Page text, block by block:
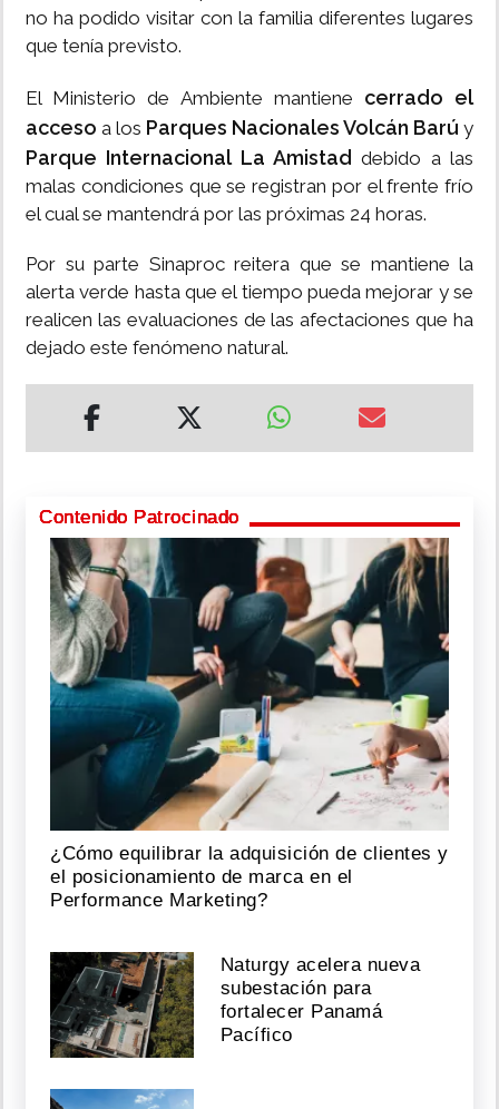
no ha podido visitar con la familia diferentes lugares
que tenía previsto.
El Ministerio de Ambiente mantiene cerrado el
acceso a los Parques Nacionales Volcán Barú y
Parque Internacional La Amistad debido a las
malas condiciones que se registran por el frente frío
el cual se mantendrá por las próximas 24 horas.
Por su parte Sinaproc reitera que se mantiene la
alerta verde hasta que el tiempo pueda mejorar y se
realicen las evaluaciones de las afectaciones que ha
dejado este fenómeno natural.
Contenido Patrocinado
¿Cómo equilibrar la adquisición de clientes y
el posicionamiento de marca en el
Performance Marketing?
Naturgy acelera nueva
subestación para
fortalecer Panamá
Pacífico